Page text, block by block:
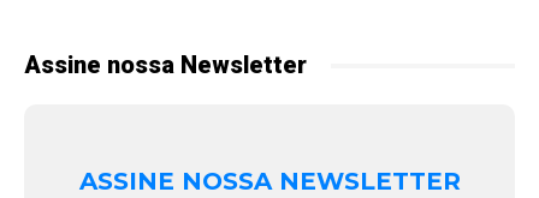
Assine nossa Newsletter
ASSINE NOSSA NEWSLETTER